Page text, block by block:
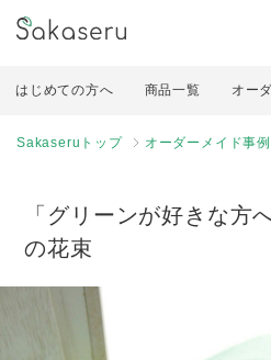
はじめての方へ 商品一覧 オー
Sakaseruトップ オーダーメイド事例
「グリーンが好きな方
の花束